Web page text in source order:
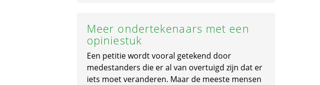
Meer ondertekenaars met een
opiniestuk
Een petitie wordt vooral getekend door
medestanders die er al van overtuigd zijn dat er
iets moet veranderen. Maar de meeste mensen